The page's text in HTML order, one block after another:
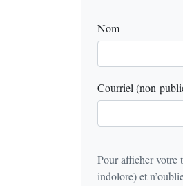
Nom
Courriel (non
Pour afficher votre
indolore) et